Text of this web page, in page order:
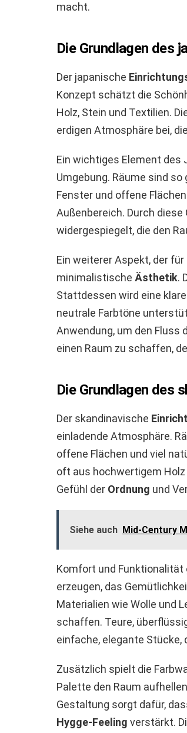
macht.
Die Grundlagen des
Der japanische
Konzept schätzt die
Holz, Stein und Textilien.
erdigen Atmosphäre bei,
Ein wichtiges Element
Umgebung. Räume sind
Fenster und offene
Außenbereich. Durch
widergespiegelt, die den
Ein weiterer Aspekt, der
minimalistische Ästhetik.
Stattdessen wird eine
neutrale Farbtöne
Anwendung, um den Fluss
einen Raum zu schaffen,
Die Grundlagen des
Der skandinavische
einladende Atmosphäre.
offene Flächen und viel
oft aus hochwertigem
Gefühl der Ordnung und
Siehe auch Mid-Century
Komfort und Funktionalität
erzeugen, das
Materialien wie Wolle und
schaffen. Teure,
einfache, elegante Stücke,
Zusätzlich spielt die
Palette den Raum
Gestaltung sorgt dafür,
Hygge-Feeling verstärkt.